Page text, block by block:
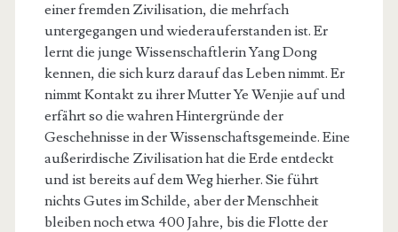
einer fremden Zivilisation, die mehrfach
untergegangen und wiederauferstanden ist. Er
lernt die junge Wissenschaftlerin Yang Dong
kennen, die sich kurz darauf das Leben nimmt. Er
nimmt Kontakt zu ihrer Mutter Ye Wenjie auf und
erfährt so die wahren Hintergründe der
Geschehnisse in der Wissenschaftsgemeinde. Eine
außerirdische Zivilisation hat die Erde entdeckt
und ist bereits auf dem Weg hierher. Sie führt
nichts Gutes im Schilde, aber der Menschheit
bleiben noch etwa 400 Jahre, bis die Flotte der